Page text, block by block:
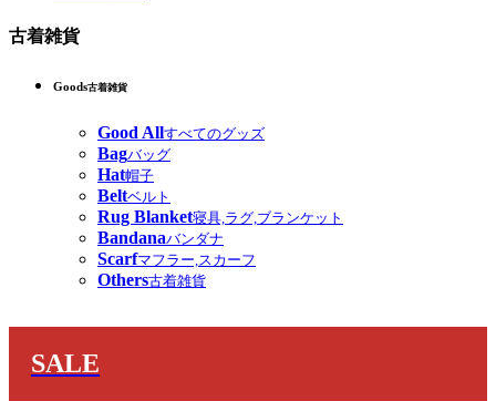
古着雑貨
Goods古着雑貨
Good Allすべてのグッズ
Bagバッグ
Hat帽子
Beltベルト
Rug Blanket寝具,ラグ,ブランケット
Bandanaバンダナ
Scarfマフラー,スカーフ
Others古着雑貨
SALE